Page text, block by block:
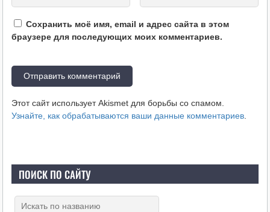
Сохранить моё имя, email и адрес сайта в этом
браузере для последующих моих комментариев.
Этот сайт использует Akismet для борьбы со спамом.
Узнайте, как обрабатываются ваши данные комментариев.
ПОИСК ПО САЙТУ